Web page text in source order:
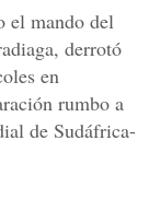
el mando del
derrotó
en
rumbo a
de Sudáfrica-